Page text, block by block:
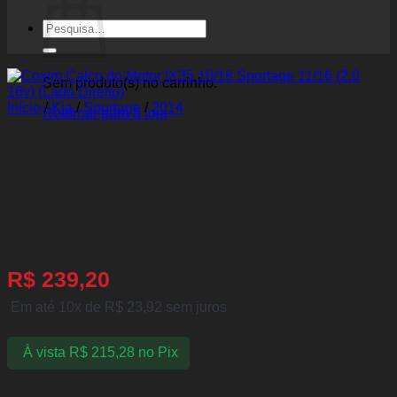
Sem produto(s) no carrinho.
Retornar para a loja
Pesquisar
por:
Início / Kia / Sportage / 2014
R$ 239,20
Em até 10x de R$ 23,92 sem juros
À vista R$215,28 no Pix